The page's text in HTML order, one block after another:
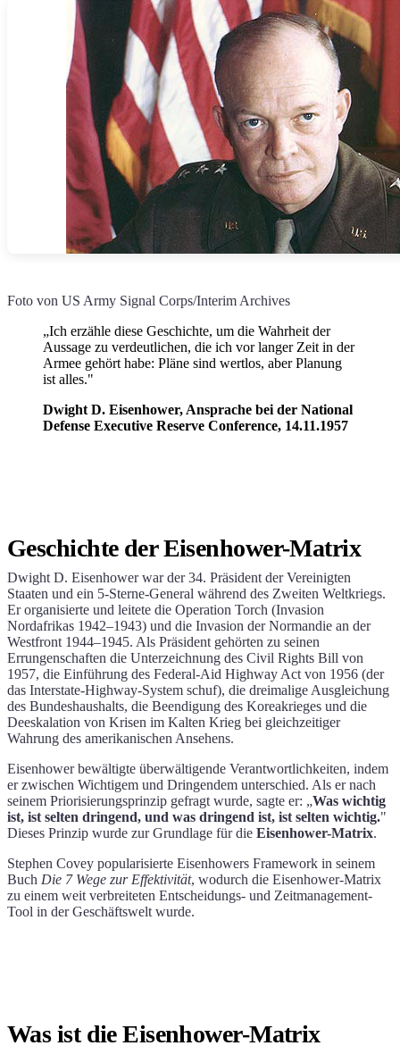
Foto von US Army Signal Corps/Interim Archives
„Ich erzähle diese Geschichte, um die Wahrheit der
Aussage zu verdeutlichen, die ich vor langer Zeit in der
Armee gehört habe: Pläne sind wertlos, aber Planung
ist alles."
Dwight D. Eisenhower, Ansprache bei der National
Defense Executive Reserve Conference, 14.11.1957
Geschichte der Eisenhower-Matrix
Dwight D. Eisenhower war der 34. Präsident der Vereinigten
Staaten und ein 5-Sterne-General während des Zweiten Weltkriegs.
Er organisierte und leitete die Operation Torch (Invasion
Nordafrikas 1942–1943) und die Invasion der Normandie an der
Westfront 1944–1945. Als Präsident gehörten zu seinen
Errungenschaften die Unterzeichnung des Civil Rights Bill von
1957, die Einführung des Federal-Aid Highway Act von 1956 (der
das Interstate-Highway-System schuf), die dreimalige Ausgleichung
des Bundeshaushalts, die Beendigung des Koreakrieges und die
Deeskalation von Krisen im Kalten Krieg bei gleichzeitiger
Wahrung des amerikanischen Ansehens.
Eisenhower bewältigte überwältigende Verantwortlichkeiten, indem
er zwischen Wichtigem und Dringendem unterschied. Als er nach
seinem Priorisierungsprinzip gefragt wurde, sagte er: „Was wichtig
ist, ist selten dringend, und was dringend ist, ist selten wichtig."
Dieses Prinzip wurde zur Grundlage für die Eisenhower-Matrix.
Stephen Covey popularisierte Eisenhowers Framework in seinem
Buch Die 7 Wege zur Effektivität, wodurch die Eisenhower-Matrix
zu einem weit verbreiteten Entscheidungs- und Zeitmanagement-
Tool in der Geschäftswelt wurde.
Was ist die Eisenhower-Matrix